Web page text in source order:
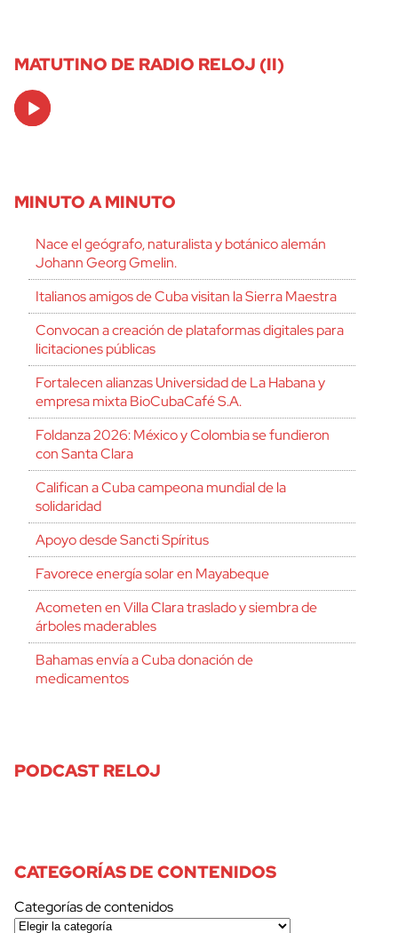
MATUTINO DE RADIO RELOJ (II)
Audio
Player
MINUTO A MINUTO
Nace el geógrafo, naturalista y botánico alemán
Johann Georg Gmelin.
Italianos amigos de Cuba visitan la Sierra Maestra
Convocan a creación de plataformas digitales para
licitaciones públicas
Fortalecen alianzas Universidad de La Habana y
empresa mixta BioCubaCafé S.A.
Foldanza 2026: México y Colombia se fundieron
con Santa Clara
Califican a Cuba campeona mundial de la
solidaridad
Apoyo desde Sancti Spíritus
Favorece energía solar en Mayabeque
Acometen en Villa Clara traslado y siembra de
árboles maderables
Bahamas envía a Cuba donación de
medicamentos
PODCAST RELOJ
CATEGORÍAS DE CONTENIDOS
Categorías de contenidos